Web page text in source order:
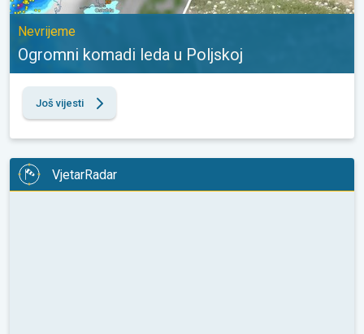
Nevrijeme
Ogromni komadi leda u Poljskoj
Još vijesti
VjetarRadar